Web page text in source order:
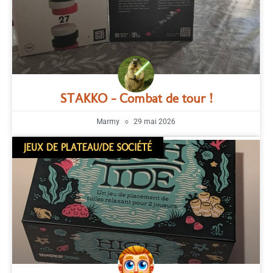
STAKKO – Combat de tour !
Marmy 29 mai 2026
JEUX DE PLATEAU/DE SOCIÉTÉ